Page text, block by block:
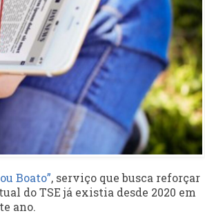
Boato”, serviço que busca reforçar
do TSE já existia desde 2020 em
ano.